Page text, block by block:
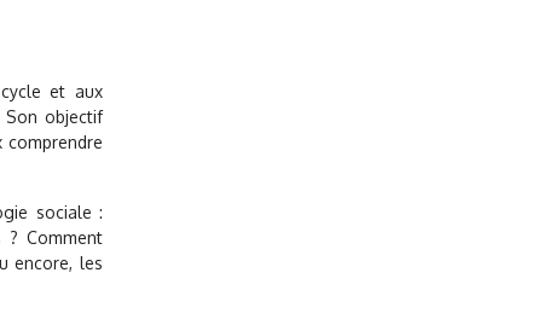
et aux
Son objectif
comprendre
sociale :
? Comment
encore, les